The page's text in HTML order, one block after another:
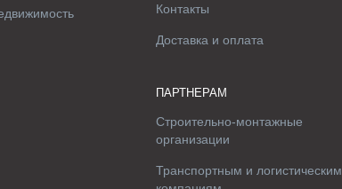
Контакты
Доставка и оплата
ПАРТНЕРАМ
Строительно-монтажные
организации
Транспортным и логистическим